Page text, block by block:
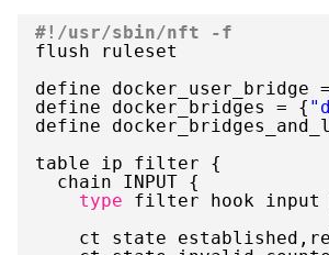
#!/usr/sbin/nft -f
flush ruleset
define docker_user_bridge
define docker_bridges = {
define
table ip filter {
chain INPUT {
type
filter hook
ct state